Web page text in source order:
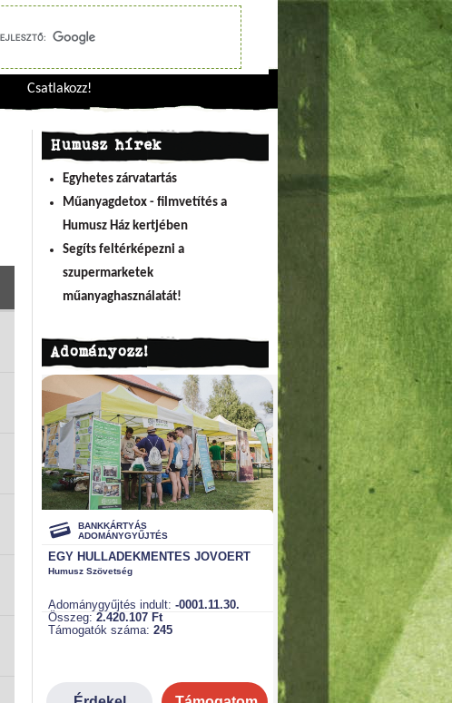
Csatlakozz!
Humusz hírek
Egyhetes zárvatartás
Műanyagdetox - filmvetítés a
Humusz Ház kertjében
Segíts feltérképezni a
szupermarketek
műanyaghasználatát!
Adományozz!